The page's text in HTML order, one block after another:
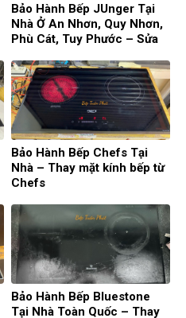
Bảo Hành Bếp JUnger Tại
Nhà Ở An Nhơn, Quy Nhơn,
Phù Cát, Tuy Phước – Sửa
Bảo Hành Bếp Chefs Tại
Nhà – Thay mặt kính bếp từ
Chefs
Bảo Hành Bếp Bluestone
Tại Nhà Toàn Quốc – Thay